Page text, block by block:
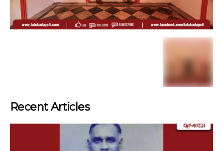
Recent Articles